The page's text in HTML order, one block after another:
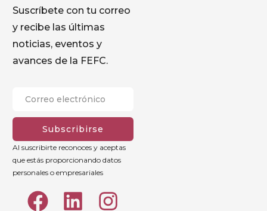
Suscríbete con tu correo
y recibe las últimas
noticias, eventos y
avances de la FEFC.
Subscribirse
Al suscribirte reconoces y aceptas
que estás proporcionando datos
personales o empresariales